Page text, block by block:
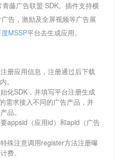
藤广告联盟 SDK。插件支持横
告，激励及全屏视频等广告展
MSSP平台去生成应用。
册应用信息，注册通过后下载
。
化SDK，并填写平台注册生成
需求接入不同的广告产品，并
品。
appsid（应用id）和apid（广告
殊注意调用register方法注册曝
费。